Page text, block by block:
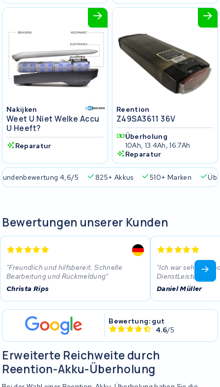
Nakijken
Weet U Niet Welke Accu
U Heeft?
Reparatur
Reention
Z49SA3611 36V
Überholung
10Ah, 13.4Ah, 16.7Ah
Reparatur
4,6/5 825+ Akkus 510+ Marken
Bewertungen unserer Kunden
Freundlich und hilfsbereit. Schnelle
Bearbeitung und Rückmeldung
Christa Rips
Ich war sehr
DienstLeistung.
Daniel Müller
Bewertung: gut
4.6/5
Erweiterte Reichweite durch
Reention-Akku-Überholung